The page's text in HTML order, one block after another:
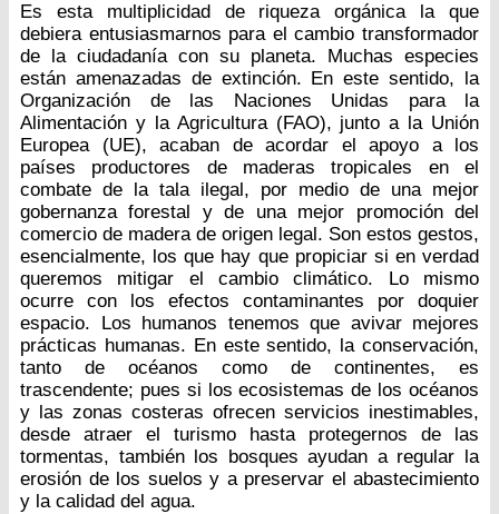
Es esta multiplicidad de riqueza orgánica la que
debiera entusiasmarnos para el cambio transformador
de la ciudadanía con su planeta. Muchas especies
están amenazadas de extinción. En este sentido, la
Organización de las Naciones Unidas para la
Alimentación y la Agricultura (FAO), junto a la Unión
Europea (UE), acaban de acordar el apoyo a los
países productores de maderas tropicales en el
combate de la tala ilegal, por medio de una mejor
gobernanza forestal y de una mejor promoción del
comercio de madera de origen legal. Son estos gestos,
esencialmente, los que hay que propiciar si en verdad
queremos mitigar el cambio climático. Lo mismo
ocurre con los efectos contaminantes por doquier
espacio. Los humanos tenemos que avivar mejores
prácticas humanas. En este sentido, la conservación,
tanto de océanos como de continentes, es
trascendente; pues si los ecosistemas de los océanos
y las zonas costeras ofrecen servicios inestimables,
desde atraer el turismo hasta protegernos de las
tormentas, también los bosques ayudan a regular la
erosión de los suelos y a preservar el abastecimiento
y la calidad del agua.